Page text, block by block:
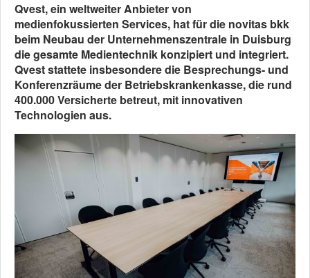
Qvest, ein weltweiter Anbieter von
medienfokussierten Services, hat für die novitas bkk
beim Neubau der Unternehmenszentrale in Duisburg
die gesamte Medientechnik konzipiert und integriert.
Qvest stattete insbesondere die Besprechungs- und
Konferenzräume der Betriebskrankenkasse, die rund
400.000 Versicherte betreut, mit innovativen
Technologien aus.